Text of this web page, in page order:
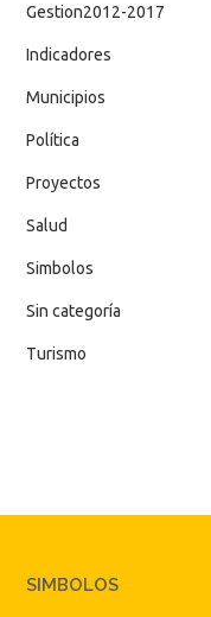
Gestion2012-2017
Indicadores
Municipios
Política
Proyectos
Salud
Simbolos
Sin categoría
Turismo
SIMBOLOS